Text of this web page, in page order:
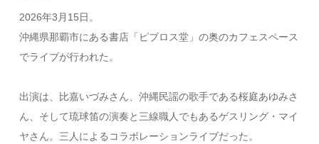
2026年3月15日。
沖縄県那覇市にある書店「ピブロス堂」の奥のカフェスペース
でライブが行われた。
出演は、比嘉いづみさん、沖縄民謡の歌手である桜庭あゆみさ
ん、そして琉球笛の演奏と三線職人でもあるゲスリング・マイ
ヤさん。三人によるコラボレーションライブだった。